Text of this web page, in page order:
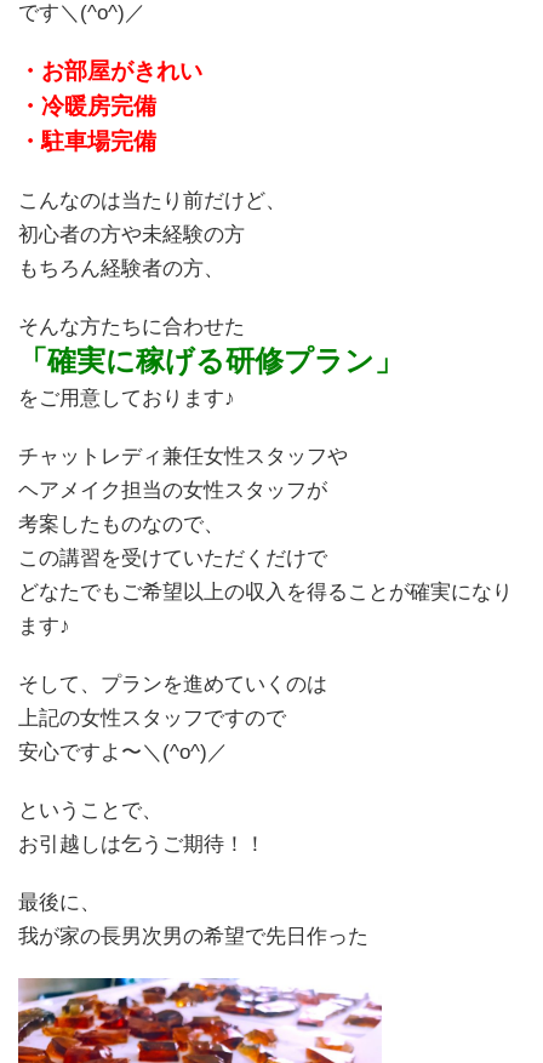
です＼(^o^)／
・お部屋がきれい
・冷暖房完備
・駐車場完備
こんなのは当たり前だけど、
初心者の方や未経験の方
もちろん経験者の方、
そんな方たちに合わせた
「確実に稼げる研修プラン」
をご用意しております♪
チャットレディ兼任女性スタッフや
ヘアメイク担当の女性スタッフが
考案したものなので、
この講習を受けていただくだけで
どなたでもご希望以上の収入を得ることが確実になり
ます♪
そして、プランを進めていくのは
上記の女性スタッフですので
安心ですよ〜＼(^o^)／
ということで、
お引越しは乞うご期待！！
最後に、
我が家の長男次男の希望で先日作った